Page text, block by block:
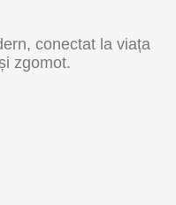
conectat la viața
zgomot.